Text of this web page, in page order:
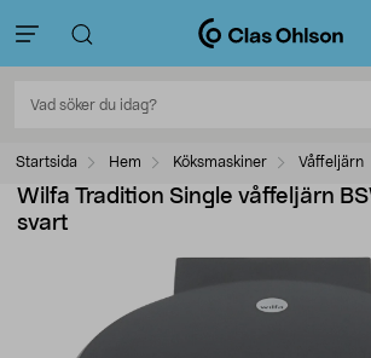
Startsida Hem Köksmaskiner Våffeljärn
Wilfa Tradition Single våffeljärn
svart